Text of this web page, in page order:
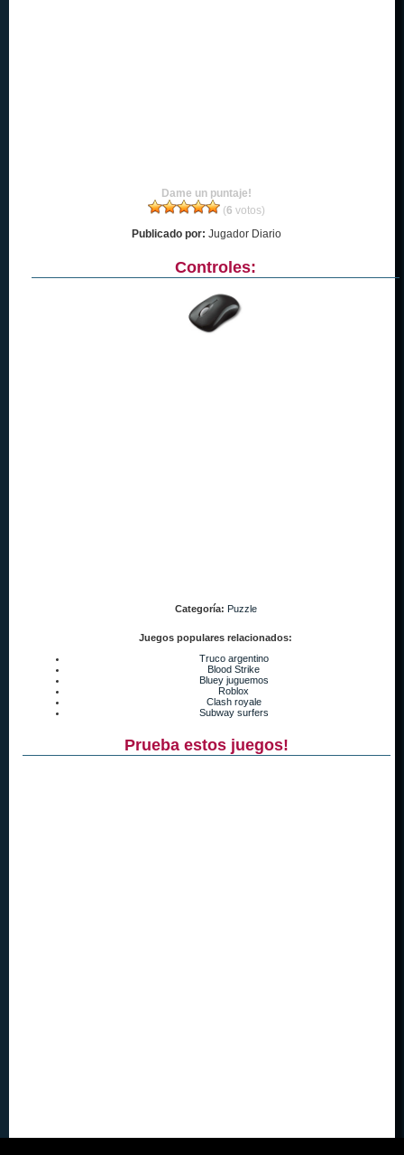
Dame un puntaje!
(6 votos)
Publicado por: Jugador Diario
Controles:
Categoría: Puzzle
Juegos populares relacionados:
Truco argentino
Blood Strike
Bluey juguemos
Roblox
Clash royale
Subway surfers
Prueba estos juegos!